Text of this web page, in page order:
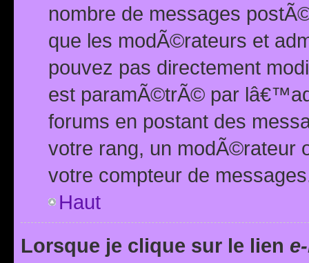
nombre de messages
que les modÃ©rateurs et
pouvez pas directement
est paramÃ©trÃ© par
forums en postant des
votre rang, un modÃ©rateur
votre compteur de
Haut
Lorsque je clique sur le lien